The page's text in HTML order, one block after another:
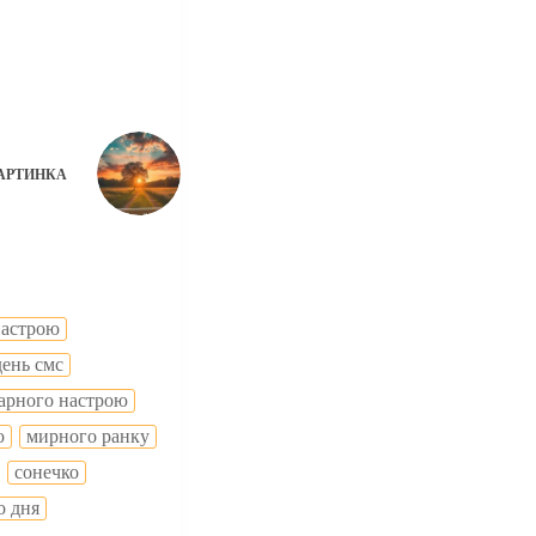
смс
настрою
мирного ранку
сонечко
дня